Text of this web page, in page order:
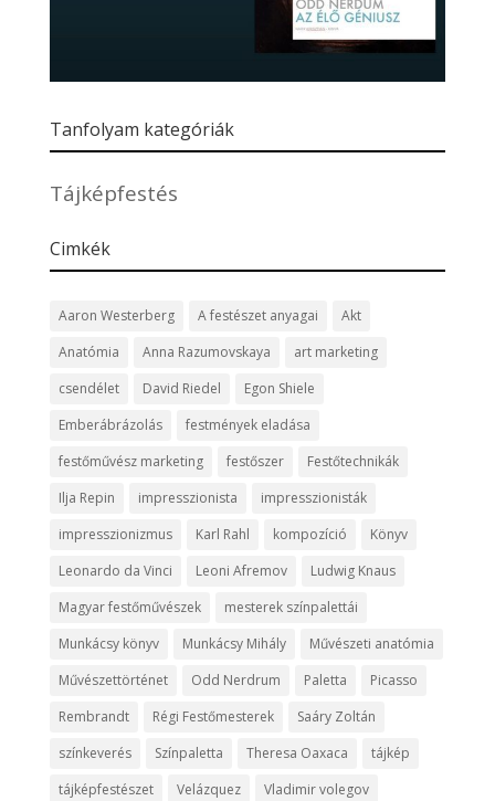
Tanfolyam kategóriák
Tájképfestés
Cimkék
Aaron Westerberg A festészet anyagai
Akt
Anatómia
Anna Razumovskaya
art marketing
csendélet
David Riedel
Egon Shiele
Emberábrázolás
festmények eladása
festőművész marketing
festőszer
Festőtechnikák
Ilja Repin
impresszionista
impresszionisták
impresszionizmus
Karl Rahl kompozíció
Könyv
Leonardo da Vinci
Leoni Afremov
Ludwig Knaus
Magyar festőművészek
mesterek színpalettái
Munkácsy könyv
Munkácsy Mihály
Művészeti anatómia
Művészettörténet
Odd Nerdrum Paletta
Picasso
Rembrandt
Régi Festőmesterek
Saáry Zoltán
színkeverés
Színpaletta Theresa Oaxaca
tájkép
tájképfestészet
Velázquez
Vladimir volegov